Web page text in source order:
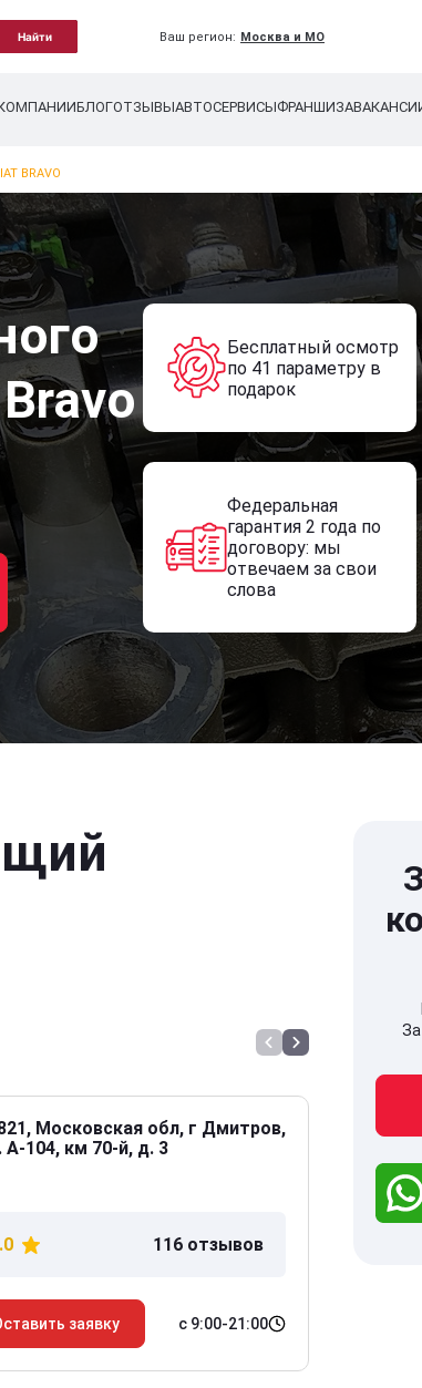
Найти Ваш регион: Москва и МО
БЛОГОТЗЫВЫАВТОСЕРВИСЫФРАНШИЗА
BRAVO
Бесплатный осмотр
по 41 параметру в
подарок
Федеральная
гарантия 2 года по
договору: мы
отвечаем за свои
слова
Московская обл, г Дмитров,
А-104, км 70-й, д. 3
116 отзывов
заявку с 9:00-21:00
дом 5